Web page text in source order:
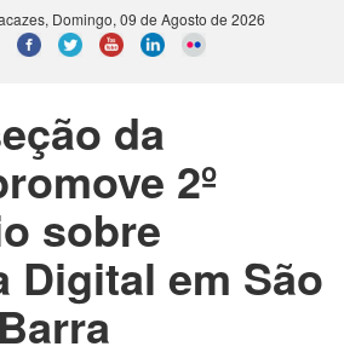
Domingo, 09 de Agosto de 2026
da
2º
sobre
Digital em São